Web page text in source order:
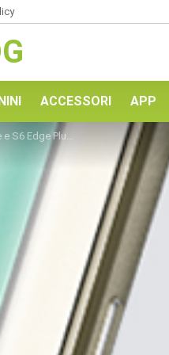
ACCESSORI APP
l’aggiornamento MarshMallow